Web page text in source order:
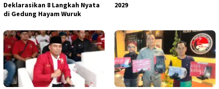
Deklarasikan 8 Langkah Nyata
di Gedung Hayam Wuruk
2029